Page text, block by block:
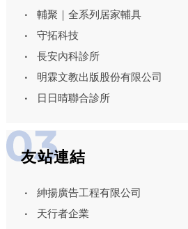
輔聚｜全系列居家輔具
守拓科技
長安內科診所
明霖文教出版股份有限公司
日日晴聯合診所
友站連結
紳揚廣告工程有限公司
天行者企業